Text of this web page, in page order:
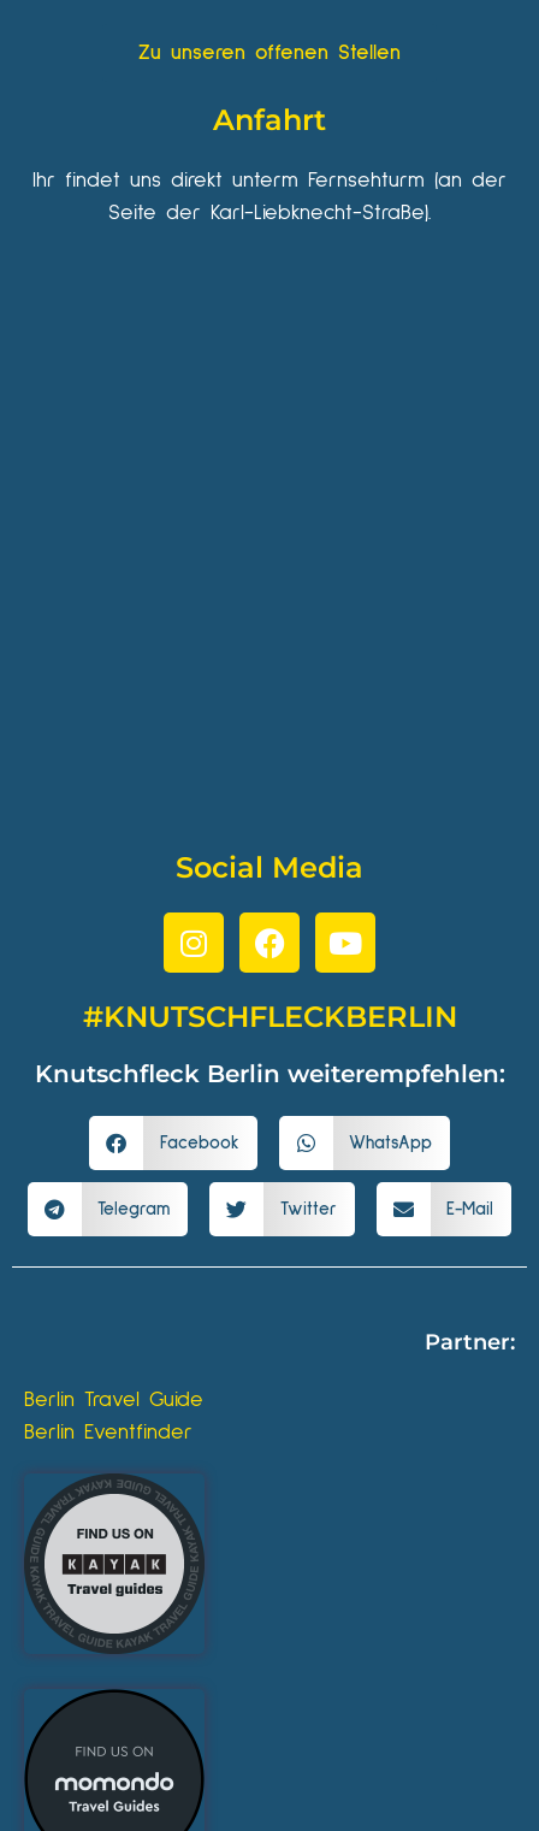
Zu unseren offenen Stellen
Anfahrt
Ihr findet uns direkt unterm Fernsehturm (an der
Seite der Karl-Liebknecht-Straße).
Social Media
#KNUTSCHFLECKBERLIN
Knutschfleck Berlin weiterempfehlen:
Facebook WhatsApp
Telegram Twitter E-Mail
Partner:
Berlin Travel Guide
Berlin Eventfinder